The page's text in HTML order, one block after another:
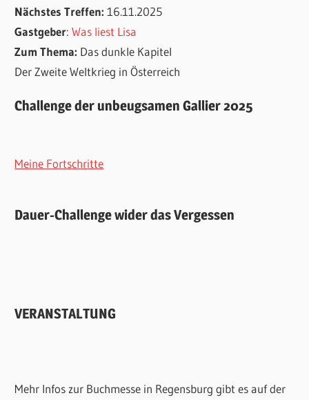
Nächstes Treffen:16.11.2025
Gastgeber:Was liest Lisa
Zum Thema: Das dunkle Kapitel
Der Zweite Weltkrieg in Österreich
Challenge der unbeugsamen Gallier 2025
Meine Fortschritte
Dauer-Challenge wider das Vergessen
VERANSTALTUNG
Mehr Infos zur Buchmesse in Regensburg gibt es auf der